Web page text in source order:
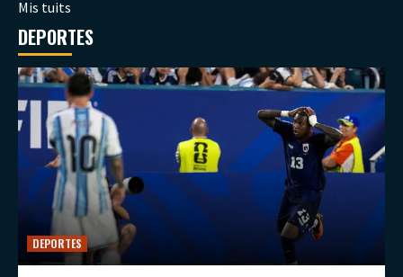
Mis tuits
DEPORTES
DEPORTES